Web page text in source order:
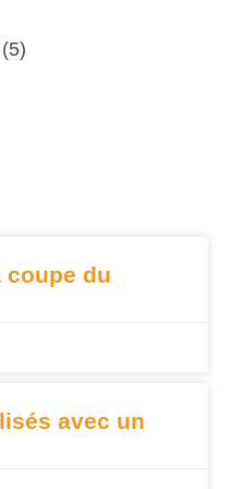
(5)
coupe du
avec un